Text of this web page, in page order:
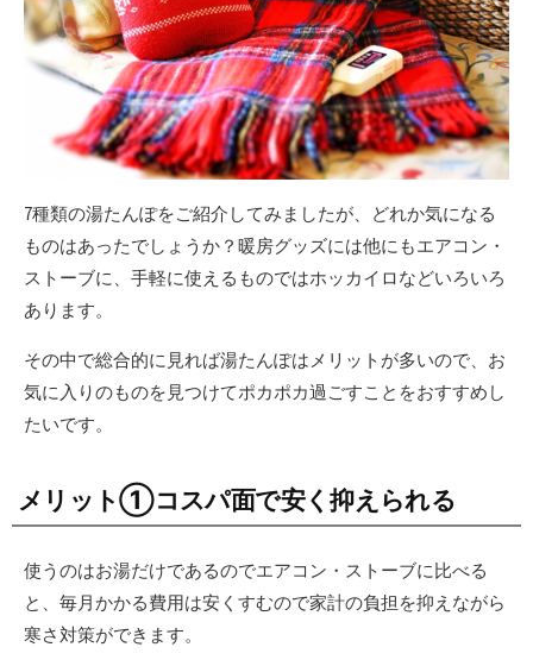
7種類の湯たんぽをご紹介してみましたが、どれか気になる
ものはあったでしょうか？暖房グッズには他にもエアコン・
ストーブに、手軽に使えるものではホッカイロなどいろいろ
あります。
その中で総合的に見れば湯たんぽはメリットが多いので、お
気に入りのものを見つけてポカポカ過ごすことをおすすめし
たいです。
メリット①コスパ面で安く抑えられる
使うのはお湯だけであるのでエアコン・ストーブに比べる
と、毎月かかる費用は安くすむので家計の負担を抑えながら
寒さ対策ができます。